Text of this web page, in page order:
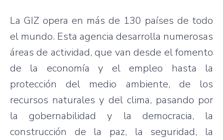
La GIZ opera en más de 130 países de todo
el mundo. Esta agencia desarrolla numerosas
áreas de actividad, que van desde el fomento
de la economía y el empleo hasta la
protección del medio ambiente, de los
recursos naturales y del clima, pasando por
la gobernabilidad y la democracia, la
construcción de la paz, la seguridad, la